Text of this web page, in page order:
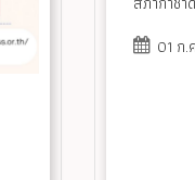
01 ก.